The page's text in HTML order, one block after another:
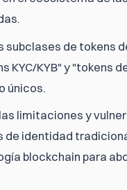
subclases de tokens
KYC/KYB" y "tokens
únicos.
limitaciones y
de identidad
blockchain para